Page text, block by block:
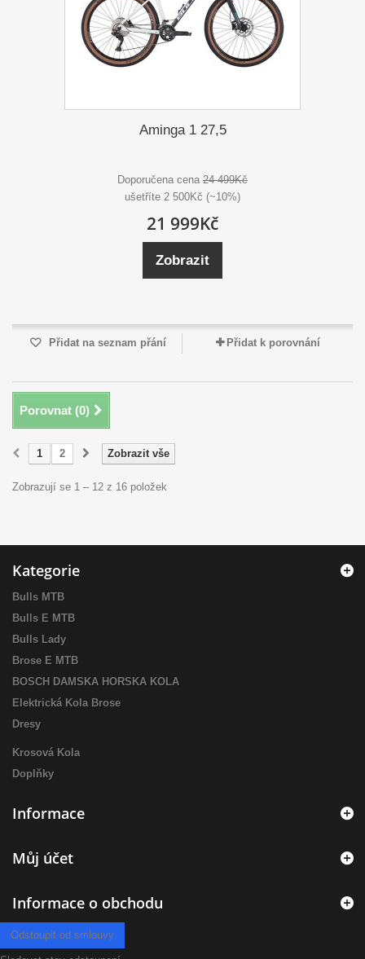
Aminga 1 27,5
Doporučena cena 24 499Kč
ušetříte 2 500Kč (~10%)
21 999Kč
Zobrazit
Přidat na seznam přání Přidat k porovnání
Porovnat (0)
Zobrazit vše
1 2
Zobrazují se 1 – 12 z 16 položek
Kategorie
Bulls MTB
Bulls E MTB
Bulls Lady
Brose E MTB
BOSCH DAMSKA HORSKA KOLA
Elektrická Kola Brose
Dresy
Krosová Kola
Doplňky
Informace
Můj účet
Informace o obchodu
Odstoupit od smlouvy